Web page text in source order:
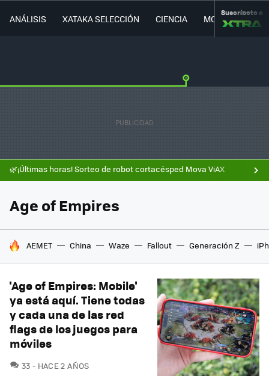
ANÁLISIS XATAKA SELECCIÓN CIENCIA MOVILIDAD
Suscríbete a
🌿¡Últimas horas! Sorteo de robot cortacésped Mova ViAX
Age of Empires
HOY SE HABLA DE
AEMET China Waze Fallout Generación Z
'Age of Empires: Mobile'
ya está aquí. Tiene todas
y cada una de las red
flags de los juegos para
móviles
33 COMENTARIOS
HACE 2 AÑOS